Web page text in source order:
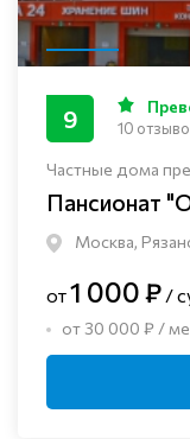
Частные дома
Пансионат
Москва,
9 10
от1 000 ₽ /
от 30 000 ₽ /